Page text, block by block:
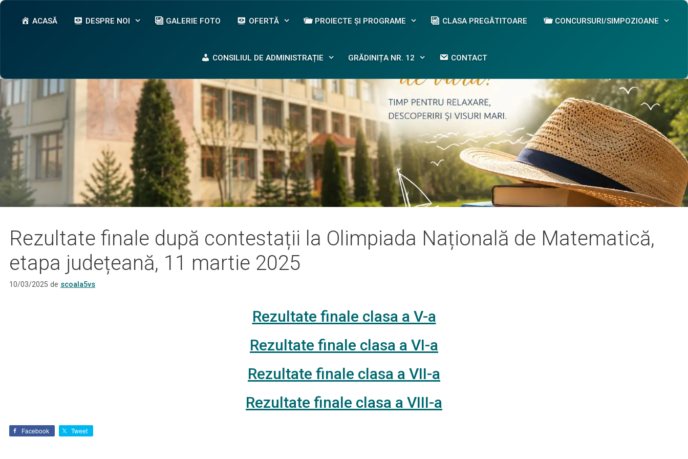
conținut
Sari
ACASĂ DESPRE NOI GALERIE FOTO OFERTĂ PROIECTE ȘI PROGRAME CLASA PREGĂTITOARE CONCURSURI/SIMPOZIOANE
CONSILIUL DE ADMINISTRAȚIE GRĂDINIȚA NR. 12 CONTACT
Rezultate finale după contestații la Olimpiada Națională de Matematică,
etapa județeană, 11 martie 2025
10/03/2025 de scoala5vs
Rezultate finale clasa a V-a
Rezultate finale clasa a VI-a
Rezultate finale clasa a VII-a
Rezultate finale clasa a VIII-a
Facebook Tweet